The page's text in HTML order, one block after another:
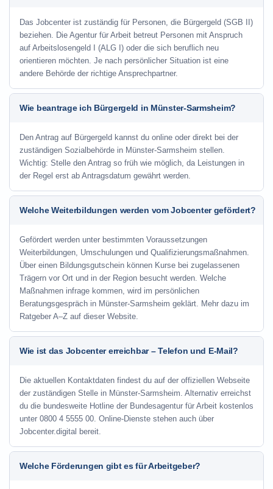
Das Jobcenter ist zuständig für Personen, die Bürgergeld (SGB II)
beziehen. Die Agentur für Arbeit betreut Personen mit Anspruch
auf Arbeitslosengeld I (ALG I) oder die sich beruflich neu
orientieren möchten. Je nach persönlicher Situation ist eine
andere Behörde der richtige Ansprechpartner.
Wie beantrage ich Bürgergeld in Münster-Sarmsheim?
Den Antrag auf Bürgergeld kannst du online oder direkt bei der
zuständigen Sozialbehörde in Münster-Sarmsheim stellen.
Wichtig: Stelle den Antrag so früh wie möglich, da Leistungen in
der Regel erst ab Antragsdatum gewährt werden.
Welche Weiterbildungen werden vom Jobcenter gefördert?
Gefördert werden unter bestimmten Voraussetzungen
Weiterbildungen, Umschulungen und Qualifizierungsmaßnahmen.
Über einen Bildungsgutschein können Kurse bei zugelassenen
Trägern vor Ort und in der Region besucht werden. Welche
Maßnahmen infrage kommen, wird im persönlichen
Beratungsgespräch in Münster-Sarmsheim geklärt. Mehr dazu im
Ratgeber A–Z auf dieser Website.
Wie ist das Jobcenter erreichbar – Telefon und E-Mail?
Die aktuellen Kontaktdaten findest du auf der offiziellen Webseite
der zuständigen Stelle in Münster-Sarmsheim. Alternativ erreichst
du die bundesweite Hotline der Bundesagentur für Arbeit kostenlos
unter 0800 4 5555 00. Online-Dienste stehen auch über
Jobcenter.digital bereit.
Welche Förderungen gibt es für Arbeitgeber?